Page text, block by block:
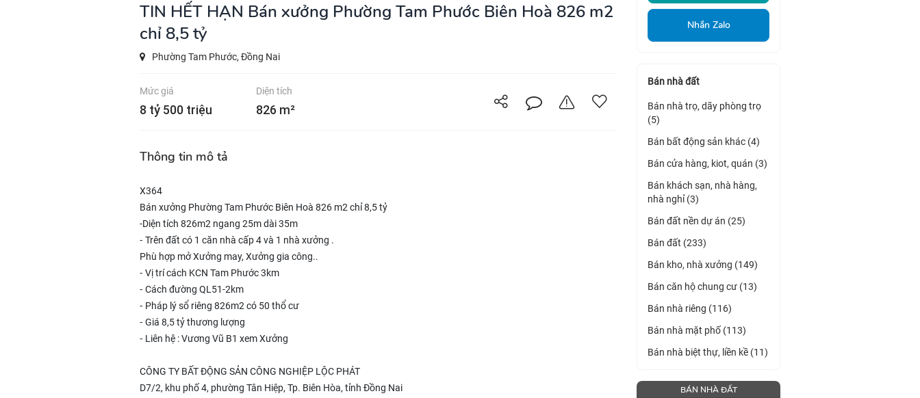
TIN HẾT HẠN Bán xưởng Phường Tam Phước Biên Hoà 826 m2
chỉ 8,5 tỷ
Phường Tam Phước, Đồng Nai
Mức giá
8 tỷ 500 triệu
Diện tích
826 m²
Thông tin mô tả
X364
Bán xưởng Phường Tam Phước Biên Hoà 826 m2 chỉ 8,5 tỷ
-Diện tích 826m2 ngang 25m dài 35m
⁃ Trên đất có 1 căn nhà cấp 4 và 1 nhà xưởng .
Phù hợp mở Xưởng may, Xưởng gia công..
⁃ Vị trí cách KCN Tam Phước 3km
⁃ Cách đường QL51-2km
⁃ Pháp lý sổ riêng 826m2 có 50 thổ cư
⁃ Giá 8,5 tỷ thương lượng
⁃ Liên hệ : Vương Vũ B1 xem Xưởng
CÔNG TY BẤT ĐỘNG SẢN CÔNG NGHIỆP LỘC PHÁT
D7/2, khu phố 4, phường Tân Hiệp, Tp. Biên Hòa, tỉnh Đồng Nai
Nhắn Zalo
Bán nhà đất
Bán nhà trọ, dãy phòng trọ
(5)
Bán bất động sản khác (4)
Bán cửa hàng, kiot, quán (3)
Bán khách sạn, nhà hàng,
nhà nghỉ (3)
Bán đất nền dự án (25)
Bán đất (233)
Bán kho, nhà xưởng (149)
Bán căn hộ chung cư (13)
Bán nhà riêng (116)
Bán nhà mặt phố (113)
Bán nhà biệt thự, liền kề (11)
BÁN NHÀ ĐẤT